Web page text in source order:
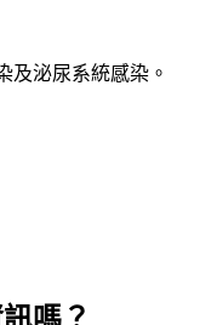
及泌尿系統感染。
嗎？